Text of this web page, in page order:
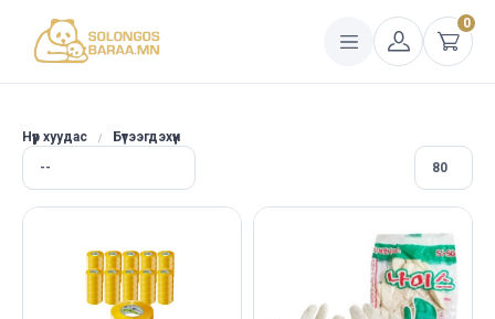
0
Нүүр хуудас Бүтээгдэхүүн